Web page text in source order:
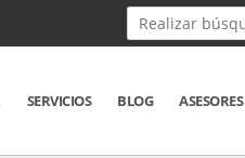
SERVICIOS BLOG ASESORES